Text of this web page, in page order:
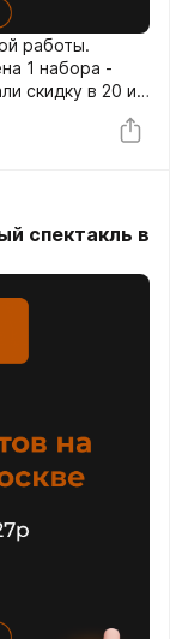
работы.
1 набора -
скидку в 20 и
спектакль в